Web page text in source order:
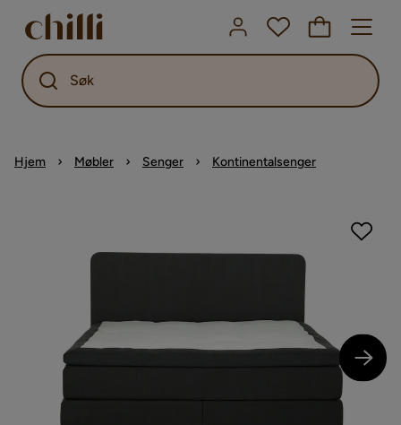
Søk
Hjem Møbler Senger Kontinentalsenger